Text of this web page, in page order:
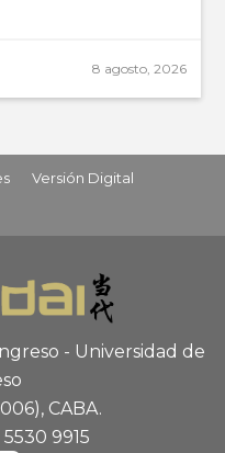
8 agosto, 2026
Versión Digital
- Universidad de
CABA.
9915